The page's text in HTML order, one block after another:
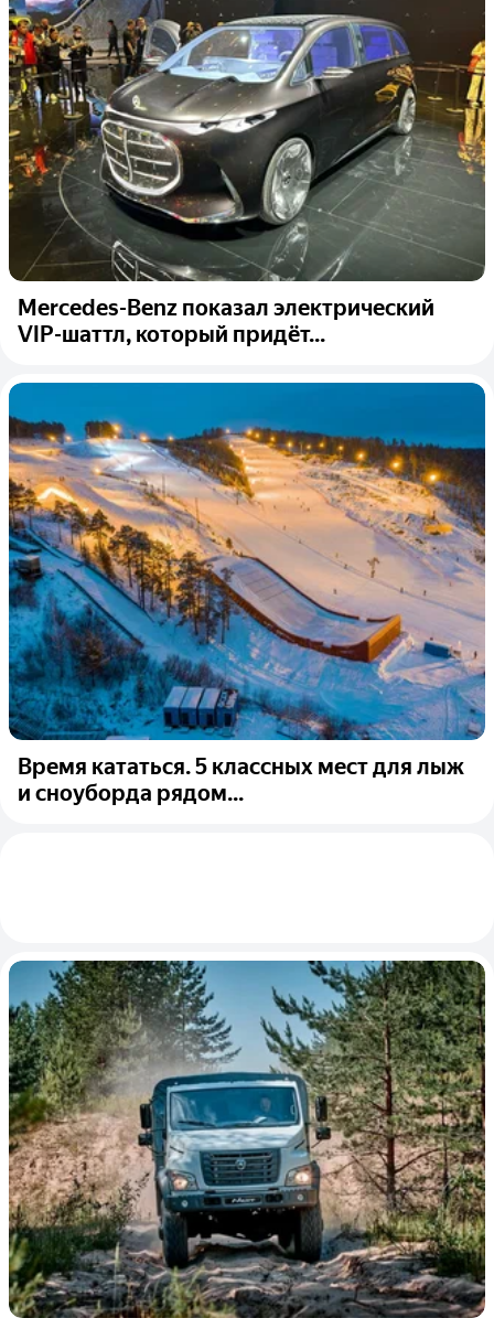
Mercedes-Benz показал электрический
VIP-шаттл, который придёт...
Время кататься. 5 классных мест для лыж
и сноуборда рядом...